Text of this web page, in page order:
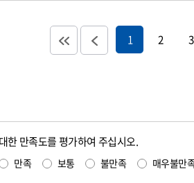
1 2 3
한 만족도를 평가하여 주십시오.
만족 보통 불만족 매우불만